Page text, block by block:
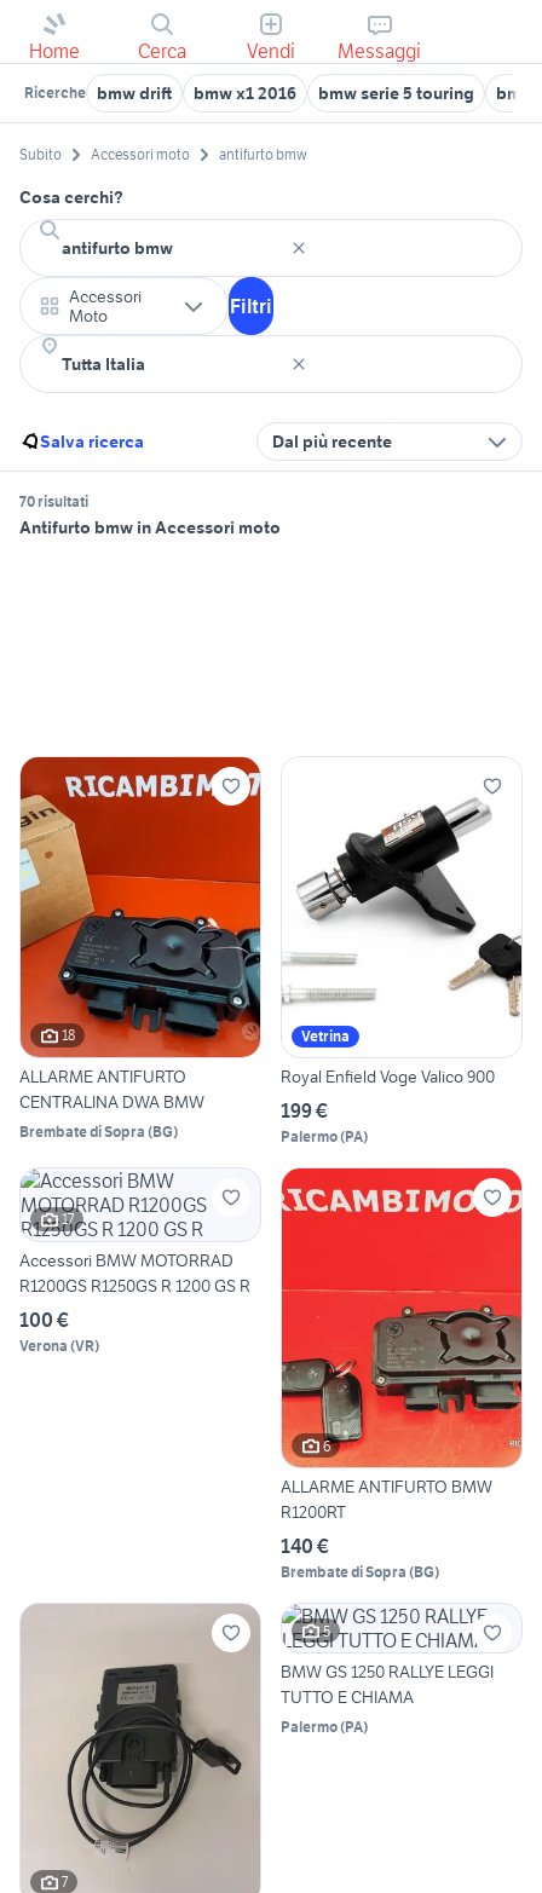
Home Cerca Vendi Messaggi
Ricerche bmw drift bmw x1 2016 bmw serie 5 touring bmw
Subito Accessori moto antifurto bmw
Cosa cerchi?
Accessori
Moto
Filtri
Salva ricerca Dal più recente
70 risultati
Antifurto bmw in Accessori moto
18
ALLARME ANTIFURTO
CENTRALINA DWA BMW
Brembate di Sopra (BG)
Vetrina
Royal Enfield Voge Valico 900
199 €
Palermo(PA)
17
Accessori BMW MOTORRAD
R1200GS R1250GS R 1200 GS R
100 €
Verona (VR)
6
ALLARME ANTIFURTO BMW
R1200RT
140 €
Brembate di Sopra (BG)
7
5
BMW GS 1250 RALLYE LEGGI
TUTTO E CHIAMA
Palermo(PA)